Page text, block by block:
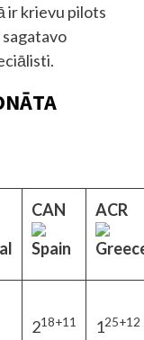
ir krievu pilots
CAN ACR
218+11 125+12